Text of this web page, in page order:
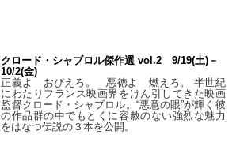
クロード・シャブロル傑作選 vol.2 9/19(土)－
10/2(金)
正義よ おびえろ。 悪徳よ 燃えろ。 半世紀
にわたりフランス映画界をけん引してきた映画
監督クロード・シャブロル。“悪意の眼”が輝く彼
の作品群の中でもとくに容赦のない強烈な魅力
をはなつ伝説の３本を公開。